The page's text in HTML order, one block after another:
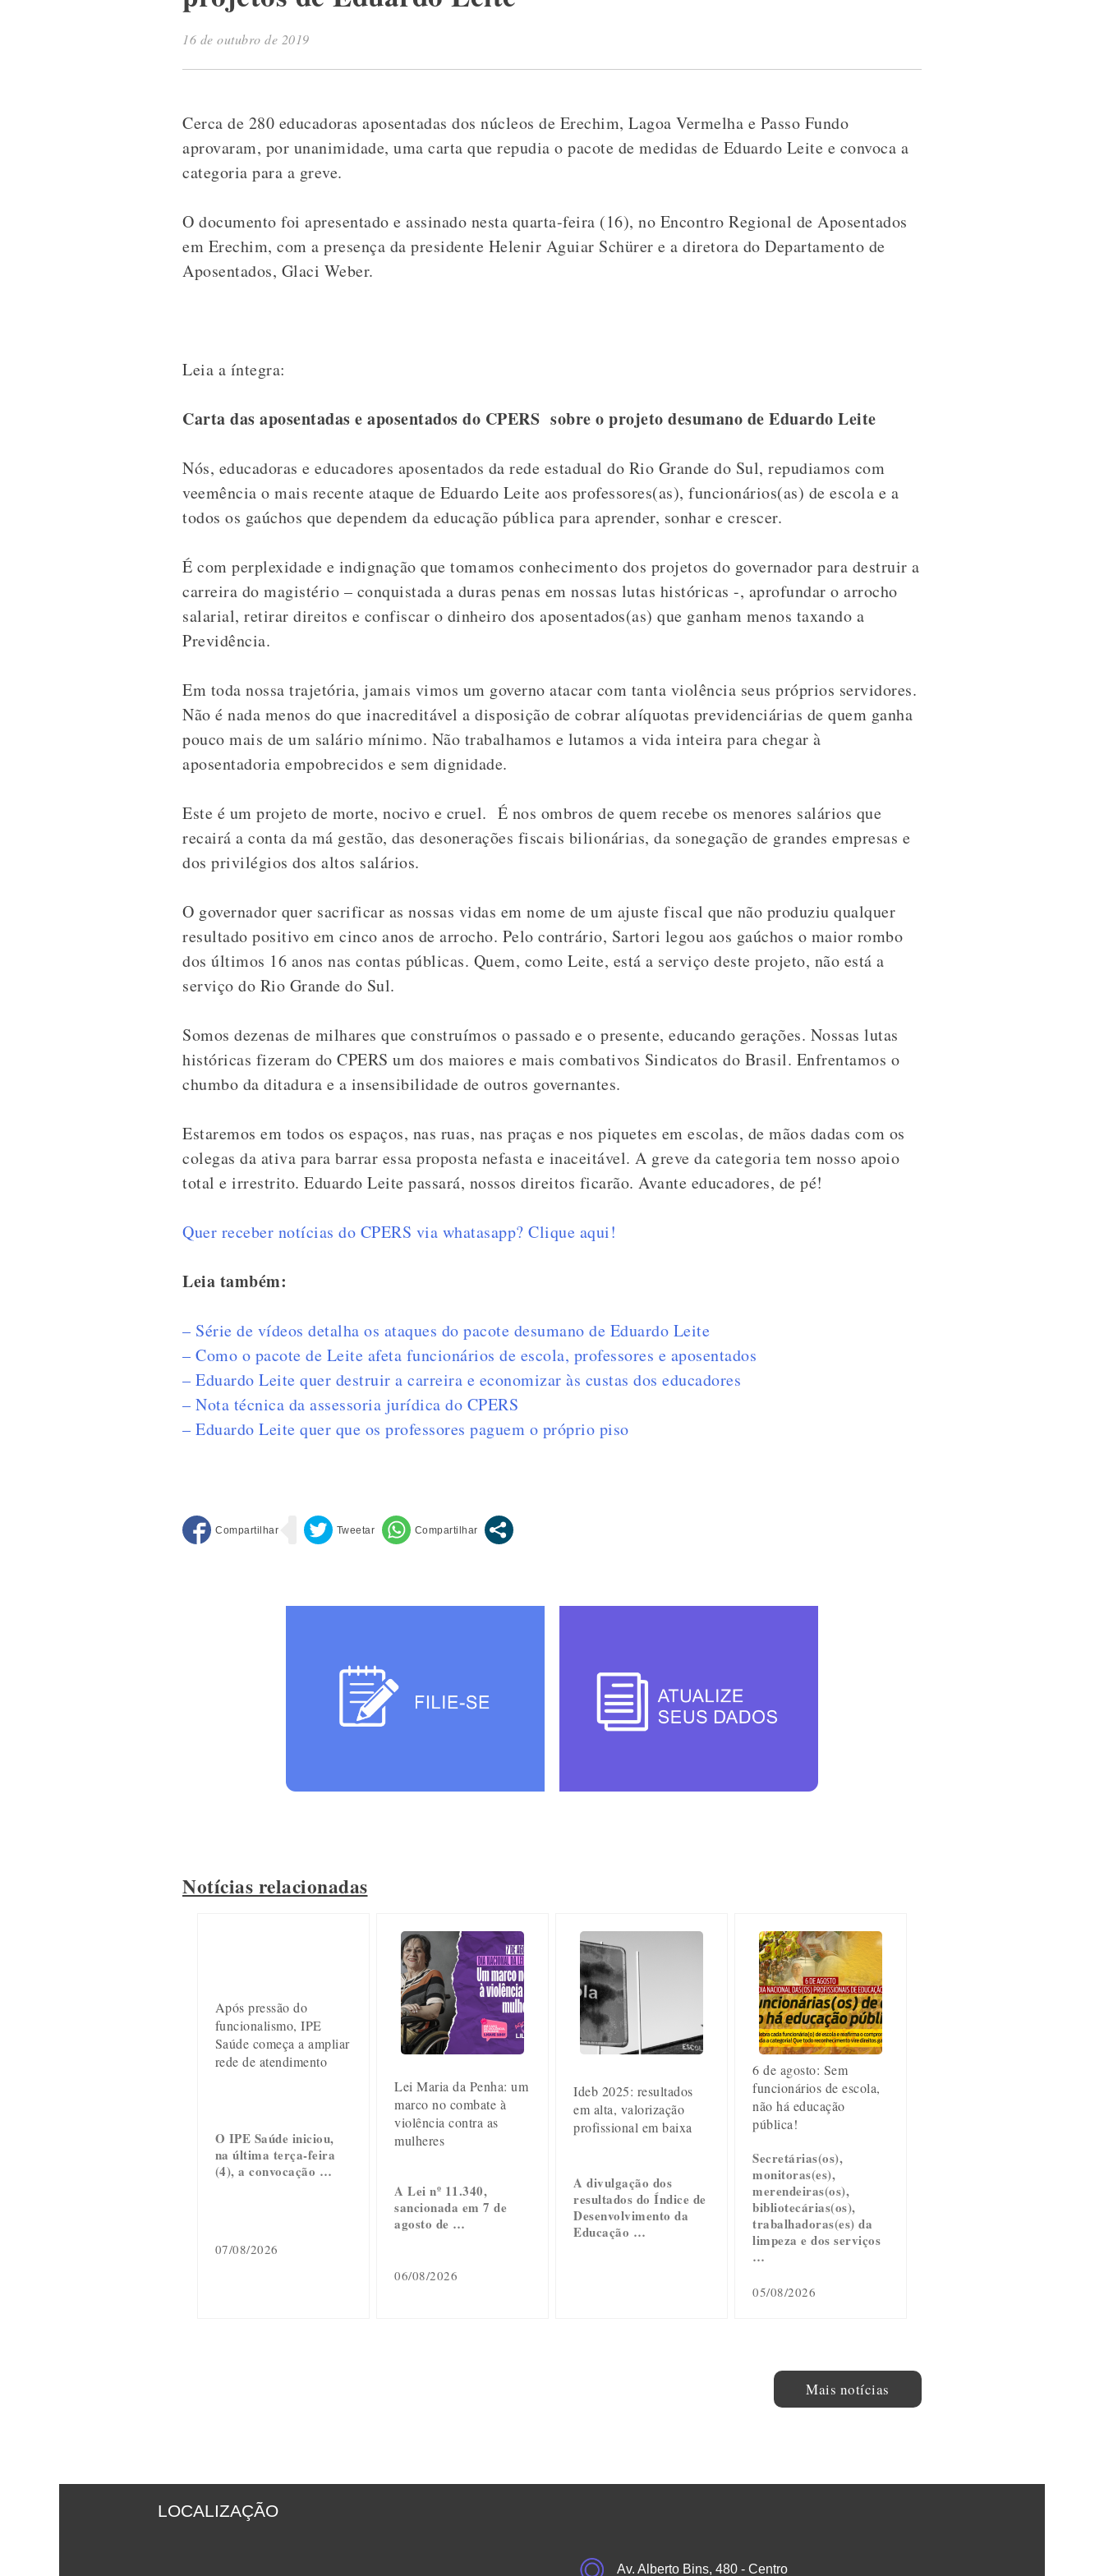
16 de outubro de 2019
Cerca de 280 educadoras aposentadas dos núcleos de Erechim, Lagoa Vermelha e Passo Fundo
aprovaram, por unanimidade, uma carta que repudia o pacote de medidas de Eduardo Leite e convoca a
categoria para a greve.
O documento foi apresentado e assinado nesta quarta-feira (16), no Encontro Regional de Aposentados
em Erechim, com a presença da presidente Helenir Aguiar Schürer e a diretora do Departamento de
Aposentados, Glaci Weber.
Leia a íntegra:
Carta das aposentadas e aposentados do CPERS sobre o projeto desumano de Eduardo Leite
Nós, educadoras e educadores aposentados da rede estadual do Rio Grande do Sul, repudiamos com
veemência o mais recente ataque de Eduardo Leite aos professores(as), funcionários(as) de escola e a
todos os gaúchos que dependem da educação pública para aprender, sonhar e crescer.
É com perplexidade e indignação que tomamos conhecimento dos projetos do governador para destruir a
carreira do magistério – conquistada a duras penas em nossas lutas históricas -, aprofundar o arrocho
salarial, retirar direitos e confiscar o dinheiro dos aposentados(as) que ganham menos taxando a
Previdência.
Em toda nossa trajetória, jamais vimos um governo atacar com tanta violência seus próprios servidores.
Não é nada menos do que inacreditável a disposição de cobrar alíquotas previdenciárias de quem ganha
pouco mais de um salário mínimo. Não trabalhamos e lutamos a vida inteira para chegar à
aposentadoria empobrecidos e sem dignidade.
Este é um projeto de morte, nocivo e cruel. É nos ombros de quem recebe os menores salários que
recairá a conta da má gestão, das desonerações fiscais bilionárias, da sonegação de grandes empresas e
dos privilégios dos altos salários.
O governador quer sacrificar as nossas vidas em nome de um ajuste fiscal que não produziu qualquer
resultado positivo em cinco anos de arrocho. Pelo contrário, Sartori legou aos gaúchos o maior rombo
dos últimos 16 anos nas contas públicas. Quem, como Leite, está a serviço deste projeto, não está a
serviço do Rio Grande do Sul.
Somos dezenas de milhares que construímos o passado e o presente, educando gerações. Nossas lutas
históricas fizeram do CPERS um dos maiores e mais combativos Sindicatos do Brasil. Enfrentamos o
chumbo da ditadura e a insensibilidade de outros governantes.
Estaremos em todos os espaços, nas ruas, nas praças e nos piquetes em escolas, de mãos dadas com os
colegas da ativa para barrar essa proposta nefasta e inaceitável. A greve da categoria tem nosso apoio
total e irrestrito. Eduardo Leite passará, nossos direitos ficarão. Avante educadores, de pé!
Quer receber notícias do CPERS via whatasapp? Clique aqui!
Leia também:
– Série de vídeos detalha os ataques do pacote desumano de Eduardo Leite
– Como o pacote de Leite afeta funcionários de escola, professores e aposentados
– Eduardo Leite quer destruir a carreira e economizar às custas dos educadores
– Nota técnica da assessoria jurídica do CPERS
– Eduardo Leite quer que os professores paguem o próprio piso
Notícias relacionadas
Após pressão do
funcionalismo, IPE
Saúde começa a ampliar
rede de atendimento
O IPE Saúde iniciou,
na última terça-feira
(4), a convocação …
07/08/2026
Lei Maria da Penha: um
marco no combate à
violência contra as
mulheres
A Lei nº 11.340,
sancionada em 7 de
agosto de …
06/08/2026
Ideb 2025: resultados
em alta, valorização
profissional em baixa
A divulgação dos
resultados do Índice de
Desenvolvimento da
Educação …
6 de agosto: Sem
funcionários de escola,
não há educação
pública!
Secretárias(os),
monitoras(es),
merendeiras(os),
bibliotecárias(os),
trabalhadoras(es) da
limpeza e dos serviços
…
05/08/2026
Mais notícias
LOCALIZAÇÃO
Av. Alberto Bins, 480 - Centro